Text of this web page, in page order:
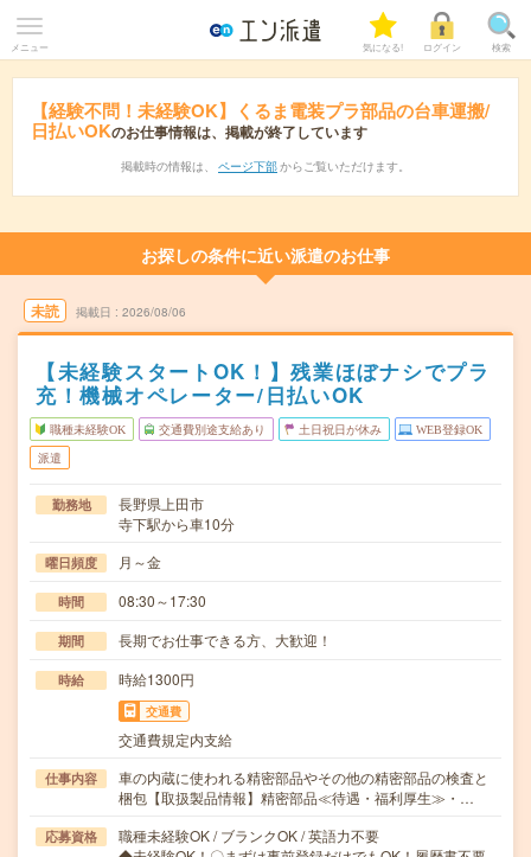
メニュー 気になる! ログイン 検索
【経験不問！未経験OK】くるま電装プラ部品の台車運搬/
日払いOKのお仕事情報は、掲載が終了しています
掲載時の情報は、 ページ下部 からご覧いただけます。
お探しの条件に近い派遣のお仕事
未読 掲載日 2026/08/06
【未経験スタートOK！】残業ほぼナシでプラ
充！機械オペレーター/日払いOK
職種未経験OK 交通費別途支給あり 土日祝日が休み WEB登録OK
派遣
勤務地
長野県上田市
寺下駅から車10分
曜日頻度 月～金
時間 08:30～17:30
期間 長期でお仕事できる方、大歓迎！
時給 時給1300円
交通費
交通費規定内支給
仕事内容
車の内蔵に使われる精密部品やその他の精密部品の検査と
梱包【取扱製品情報】精密部品≪待遇・福利厚生≫・…
応募資格
職種未経験OK / ブランクOK / 英語力不要